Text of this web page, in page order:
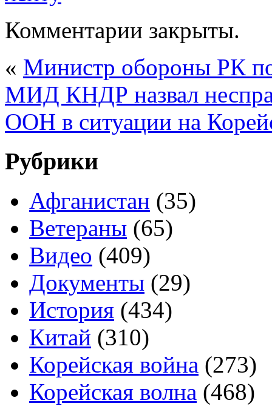
Комментарии закрыты.
« Министр обороны РК
МИД КНДР назвал
ООН в ситуации на
Рубрики
Афганистан (35)
Ветераны (65)
Видео (409)
Документы (29)
История (434)
Китай (310)
Корейская война (273)
Корейская волна (468)